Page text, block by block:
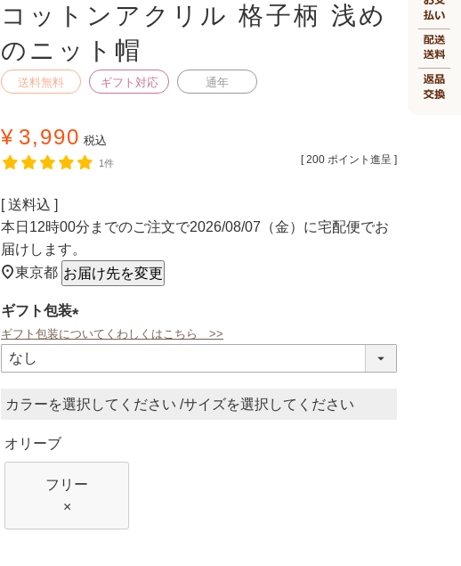
コットンアクリル 格子柄 浅め
のニット帽
送料無料 ギフト対応 通年
¥ 3,990 税込
[ 200 ポイント進呈 ]
1件
送料込
本日 12時00分 までのご注文で2026/08/07（金） に宅配便でお
届けします。
東京都 お届け先を変更
ギフト包装
(必
ギフト包装についてくわしくはこちら >>
カラー サイズ
オリーブ
フリー
×